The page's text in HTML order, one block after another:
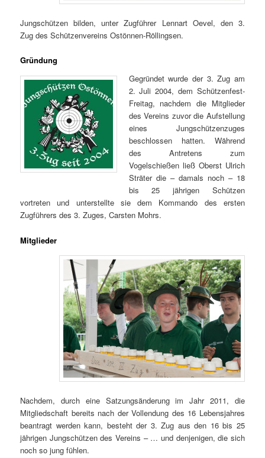
Jungschützen bilden, unter Zugführer Lennart Oevel, den 3.
Zug des Schützenvereins Ostönnen-Röllingsen.
Gründung
Gegründet wurde der 3. Zug am
2. Juli 2004, dem Schützenfest-
Freitag, nachdem die Mitglieder
des Vereins zuvor die Aufstellung
eines Jungschützenzuges
beschlossen hatten. Während
des Antretens zum
Vogelschießen ließ Oberst Ulrich
Sträter die – damals noch – 18
bis 25 jährigen Schützen
vortreten und unterstellte sie dem Kommando des ersten
Zugführers des 3. Zuges, Carsten Mohrs.
Mitglieder
Nachdem, durch eine Satzungsänderung im Jahr 2011, die
Mitgliedschaft bereits nach der Vollendung des 16 Lebensjahres
beantragt werden kann, besteht der 3. Zug aus den 16 bis 25
jährigen Jungschützen des Vereins – … und denjenigen, die sich
noch so jung fühlen.